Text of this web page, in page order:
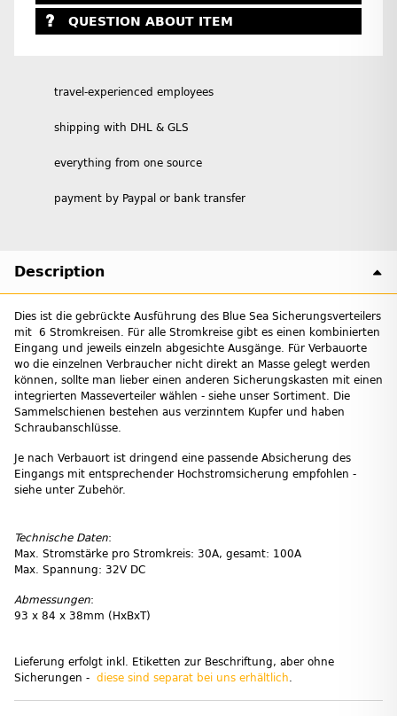
QUESTION ABOUT ITEM
travel-experienced employees
shipping with DHL & GLS
everything from one source
payment by Paypal or bank transfer
Description
Dies ist die gebrückte Ausführung des Blue Sea Sicherungsverteilers
mit 6 Stromkreisen. Für alle Stromkreise gibt es einen kombinierten
Eingang und jeweils einzeln abgesichte Ausgänge. Für Verbauorte
wo die einzelnen Verbraucher nicht direkt an Masse gelegt werden
können, sollte man lieber einen anderen Sicherungskasten mit einen
integrierten Masseverteiler wählen - siehe unser Sortiment. Die
Sammelschienen bestehen aus verzinntem Kupfer und haben
Schraubanschlüsse.
Je nach Verbauort ist dringend eine passende Absicherung des
Eingangs mit entsprechender Hochstromsicherung empfohlen -
siehe unter Zubehör.
Technische Daten:
Max. Stromstärke pro Stromkreis: 30A, gesamt: 100A
Max. Spannung: 32V DC
Abmessungen:
93 x 84 x 38mm (HxBxT)
Lieferung erfolgt inkl. Etiketten zur Beschriftung, aber ohne
Sicherungen - diese sind separat bei uns erhältlich.